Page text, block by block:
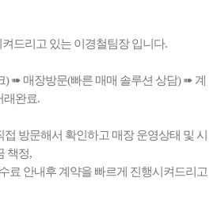
드리고 있는 이경철팀장 입니다.
) ➠ 매장방문(빠른 매매 솔루션 상담) ➠ 계
래완료.
방문해서 확인하고 매장 운영상태 및 시
책정,
료 안내후 계약을 빠르게 진행시켜드리고